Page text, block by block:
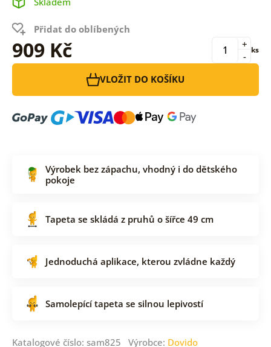
Přidat do oblíbených
909 Kč -
+ ks
VLOŽIT DO KOŠÍKU
Výrobek bez zápachu, vhodný i do dětského
pokoje
Tapeta se skládá z pruhů o šířce 49 cm
Jednoduchá aplikace, kterou zvládne každý
Samolepící tapeta se silnou lepivostí
Katalogové číslo: sam825 Výrobce: Dovido